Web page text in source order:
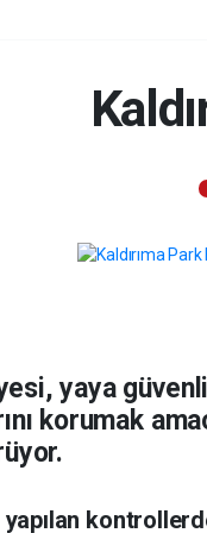
yaya
korumak
yapılan